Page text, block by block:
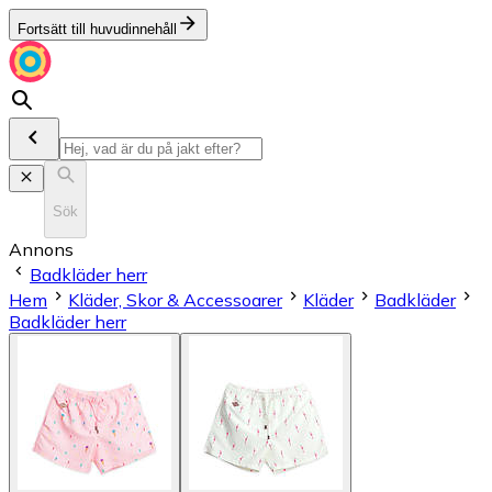
Fortsätt till huvudinnehåll
Sök
Annons
Badkläder herr
Hem
Kläder, Skor & Accessoarer Kläder
Badkläder
Badkläder herr